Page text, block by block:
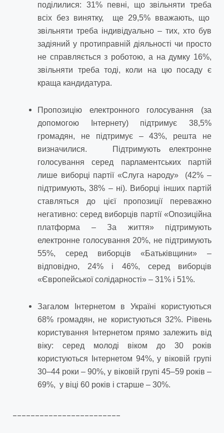
поділилися: 31% певні, що звільняти треба
всіх без винятку, ще 29,5% вважають, що
звільняти треба індивідуально – тих, хто був
задіяний у протиправній діяльності чи просто
не справляється з роботою, а на думку 16%,
звільняти треба тоді, коли на цю посаду є
краща кандидатура.
Пропозицію електронного голосування (за
допомогою Інтернету) підтримує 38,5%
громадян, не підтримує – 43%, решта не
визначилися. Підтримують електронне
голосування серед парламентських партій
лише виборці партії «Слуга народу» (42% –
підтримують, 38% – ні). Виборці інших партій
ставляться до цієї пропозиції переважно
негативно: серед виборців партії «Опозиційна
платформа – За життя» підтримують
електронне голосування 20%, не підтримують
55%, серед виборців «Батьківщини» –
відповідно, 24% і 46%, серед виборців
«Європейської солідарності» – 31% і 51%.
Загалом Інтернетом в Україні користуються
68% громадян, не користуються 32%. Рівень
користування Інтернетом прямо залежить від
віку: серед молоді віком до 30 років
користуються Інтернетом 94%, у віковій групі
30–44 роки – 90%, у віковій групі 45–59 років –
69%, у віці 60 років і старше – 30%.